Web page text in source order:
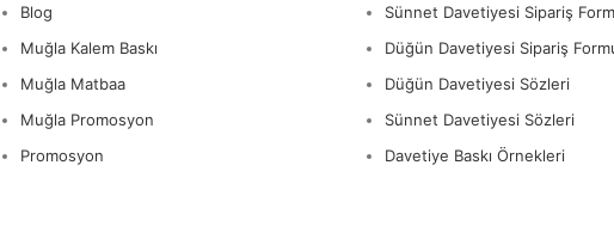
Blog
Muğla Kalem Baskı
Muğla Matbaa
Muğla Promosyon
Promosyon
Sünnet Davetiyesi Sipariş
Düğün Davetiyesi Sipariş
Düğün Davetiyesi Sözleri
Sünnet Davetiyesi Sözleri
Davetiye Baskı Örnekleri